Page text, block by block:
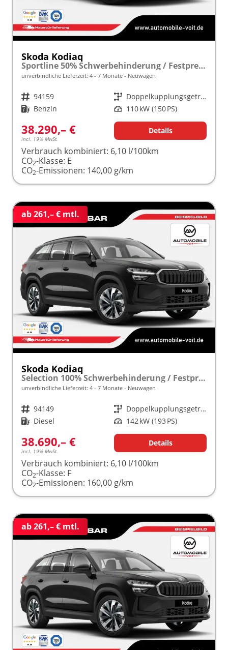
Skoda Kodiaq
Sportline 50% Schwerbehinderung / Festpreisgarantie* Modelljahr 1.5 TSI Mild-Hybrid 150PS DSG "Sonderangebot bei Schwerbehinderung" frei konfigurierbar!
unverbindliche Lieferzeit: 4 - 7 Monate Neuwagen
Fahrzeugnr. 94159 Getriebe
Doppelkupplungsgetriebe (DSG)
Kraftstoff Benzin Leistung 110 kW (150 PS)
38.290,– €
incl. 19% MwSt.
Details
Verbrauch kombiniert: 6,10 l/100km
CO2-Klasse: E
CO2-Emissionen: 140,00 g/km
ab 261,– € mtl.
Skoda Kodiaq
Selection 100% Schwerbehinderung / Festpreisgarantie* Modelljahr 2.0 TDI 193 PS DSG 4x4 "Sonderangebot bei Schwerbehinderung" frei konfigurierbar!
unverbindliche Lieferzeit: 4 - 7 Monate Neuwagen
Fahrzeugnr. 94149 Getriebe
Doppelkupplungsgetriebe (DSG)
Kraftstoff Diesel Leistung 142 kW (193 PS)
38.690,– €
incl. 19% MwSt.
Details
Verbrauch kombiniert: 6,10 l/100km
CO2-Klasse: F
CO2-Emissionen: 160,00 g/km
ab 261,– € mtl.